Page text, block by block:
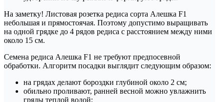
На заметку! Листовая розетка редиса сорта Алешка F1
небольшая и прямостоячая. Поэтому допустимо выращивать
на одной грядке до 4 рядов редиса с расстоянием между ними
около 15 см.
Семена редиса Алешка F1 не требуют предпосевной
обработки. Алгоритм посадки выглядит следующим образом:
на грядах делают бороздки глубиной около 2 см;
обильно проливают, ранней весной можно увлажнить
гряды теплой водой;